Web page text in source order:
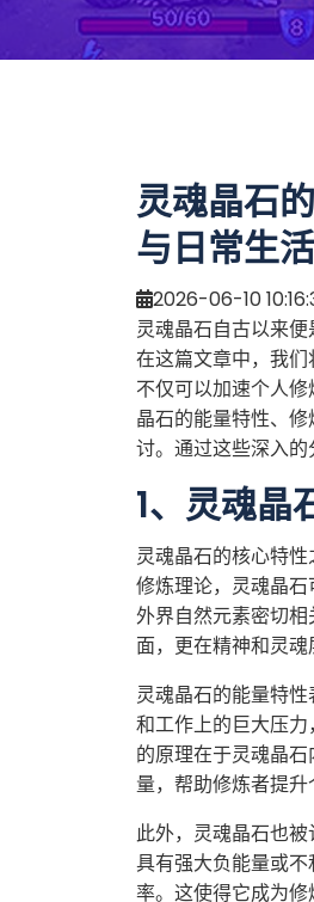
灵魂晶石
与日常生
2026-06-10
灵魂晶石自古以来
在这篇文章中，我
不仅可以加速个人
晶石的能量特性、
讨。通过这些深入
1、灵魂晶
灵魂晶石的核心特
修炼理论，灵魂晶
外界自然元素密切
面，更在精神和灵魂
灵魂晶石的能量特
和工作上的巨大压
的原理在于灵魂晶
量，帮助修炼者提升
此外，灵魂晶石也
具有强大负能量或
率。这使得它成为修